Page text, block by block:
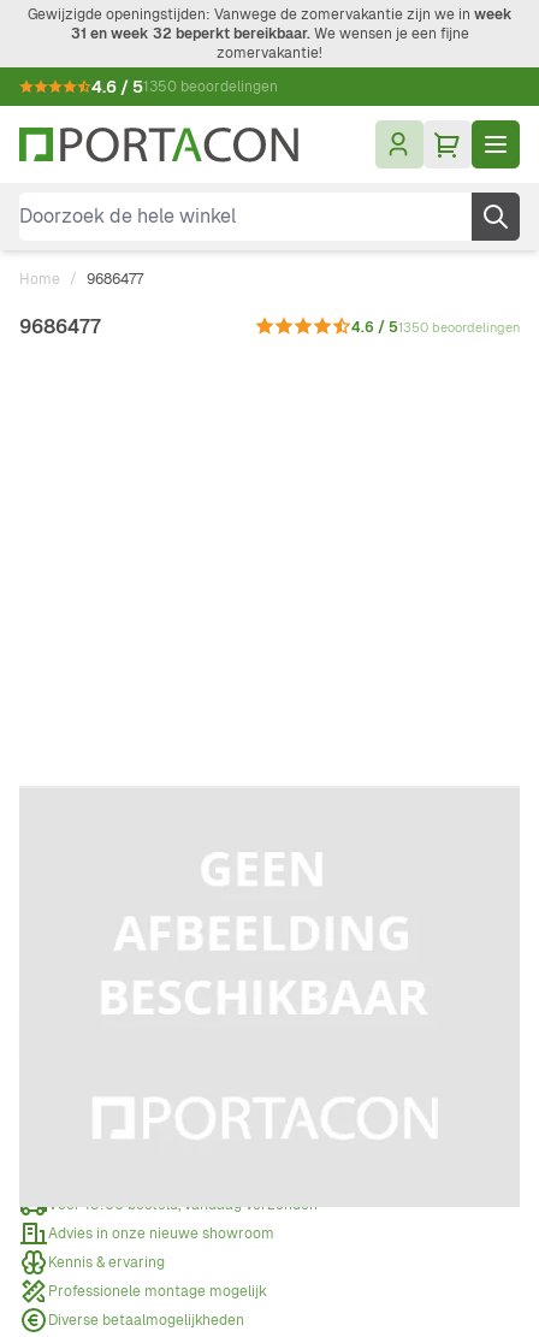
Ga naar de inhoud
Gewijzigde openingstijden: Vanwege de zomervakantie zijn we in week
31 en week 32 beperkt bereikbaar.We wensen je een fijne
zomervakantie!
4.6 / 51350 beoordelingen
Doorzoek de hele winkel
Home / 9686477
9686477 4.6 / 51350 beoordelingen
Incl. BTW
€ 202,98
Offerte aanvragen
Wanneer een offerte aanvragen?
Voor 15:00 besteld, vandaag verzonden
Advies in onze nieuwe showroom
Kennis & ervaring
Professionele montage mogelijk
Diverse betaalmogelijkheden